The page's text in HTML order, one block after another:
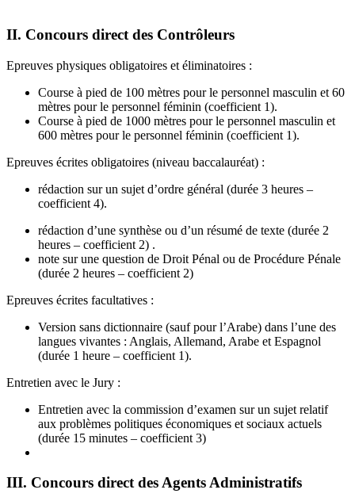
II. Concours direct des Contrôleurs
Epreuves physiques obligatoires et éliminatoires :
Course à pied de 100 mètres pour le personnel masculin et 60
mètres pour le personnel féminin (coefficient 1).
Course à pied de 1000 mètres pour le personnel masculin et
600 mètres pour le personnel féminin (coefficient 1).
Epreuves écrites obligatoires (niveau baccalauréat) :
rédaction sur un sujet d’ordre général (durée 3 heures –
coefficient 4).
rédaction d’une synthèse ou d’un résumé de texte (durée 2
heures – coefficient 2) .
note sur une question de Droit Pénal ou de Procédure Pénale
(durée 2 heures – coefficient 2)
Epreuves écrites facultatives :
Version sans dictionnaire (sauf pour l’Arabe) dans l’une des
langues vivantes : Anglais, Allemand, Arabe et Espagnol
(durée 1 heure – coefficient 1).
Entretien avec le Jury :
Entretien avec la commission d’examen sur un sujet relatif
aux problèmes politiques économiques et sociaux actuels
(durée 15 minutes – coefficient 3)
III. Concours direct des Agents Administratifs